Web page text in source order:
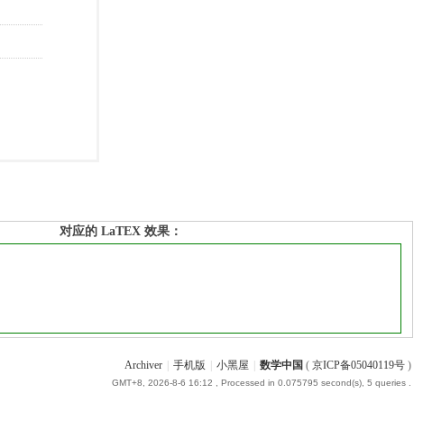
对应的 LaTEX 效果：
Archiver 手机版 小黑屋 数学中国 ( 京ICP备05040119号)
GMT+8, 2026-8-6 16:12 , Processed in 0.075795 second(s), 5 queries .